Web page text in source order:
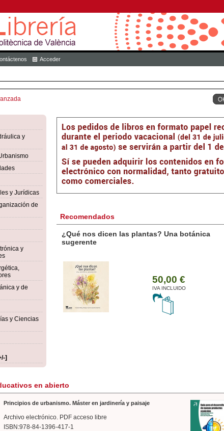
Acceder
y
y Jurídicas
de
y
y de
y Ciencias
]
Recomendados
¿Qué nos dicen las plantas? Una botánica
sugerente
50,00 €
IVA INCLUIDO
en abierto
Principios de urbanismo. Máster en jardinería y paisaje
Archivo electrónico. PDF acceso libre
ISBN:978-84-1396-417-1